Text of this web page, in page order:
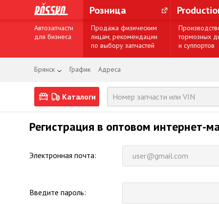
Розница
Автозапчасти
для бизнеса
Продажа физическим
лицам, рекомендации
по выбору запчастей
тормозных
и суппортов
Брянск График Адреса
Каталоги
Регистрация в оптовом интернет-
Электронная почта:
Введите пароль: